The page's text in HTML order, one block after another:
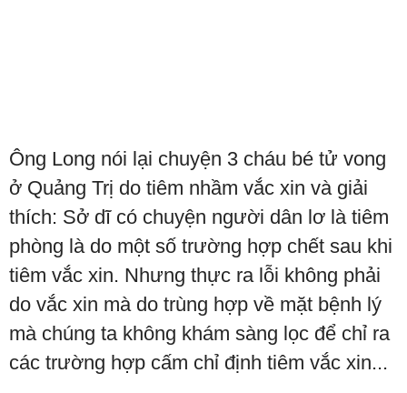
Ông Long nói lại chuyện 3 cháu bé tử vong
ở Quảng Trị do tiêm nhầm vắc xin và giải
thích: Sở dĩ có chuyện người dân lơ là tiêm
phòng là do một số trường hợp chết sau khi
tiêm vắc xin. Nhưng thực ra lỗi không phải
do vắc xin mà do trùng hợp về mặt bệnh lý
mà chúng ta không khám sàng lọc để chỉ ra
các trường hợp cấm chỉ định tiêm vắc xin...